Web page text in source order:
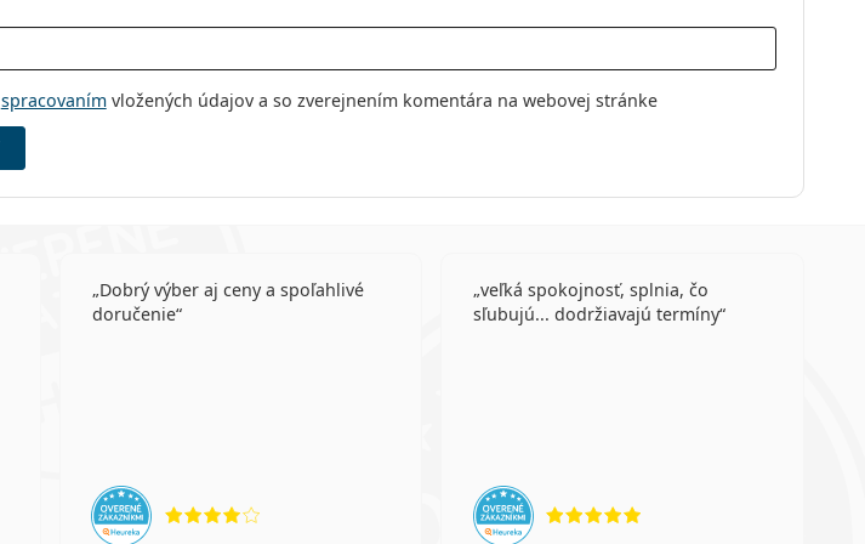
spracovanímvložených údajov a so zverejnením komentára na webovej stránke
Dobrý výber aj ceny a spoľahlivé
doručenie
veľká spokojnosť, splnia, čo
sľubujú... dodržiavajú termíny